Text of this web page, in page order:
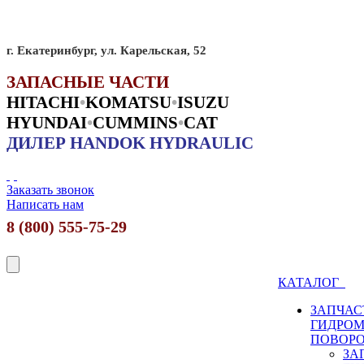
г. Екатеринбург, ул. Карельская, 52
ЗАПАСНЫЕ ЧАСТИ
HITACHI•KOMATSU•ISUZU
HYUNDAI•CUMMINS•CAT
ДИЛЕР HANDOK HYDRAULIC
Заказать звонок
Написать нам
8 (800) 555-75-29
КАТАЛОГ